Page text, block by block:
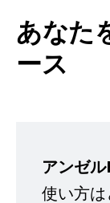
あなた
ース
アンゼ
使い方